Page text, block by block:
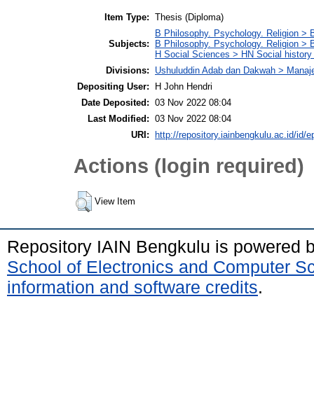
Item Type: Thesis (Diploma)
Subjects:
B Philosophy. Psychology. Religion >
B Philosophy. Psychology. Religion >
H Social Sciences > HN Social
Divisions:
Ushuluddin Adab dan Dakwah >
Depositing User:
H John Hendri
Date Deposited: 03 Nov 2022 08:04
Last Modified: 03 Nov 2022 08:04
URI:
http://repository.iainbengkulu.ac.id/id/
Actions (login required)
View Item
Repository IAIN Bengkulu is powered
School of Electronics and Computer
information and software credits.